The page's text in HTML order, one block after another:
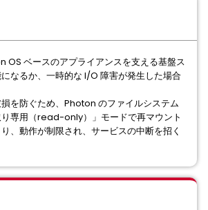
OS ベースのアプライアンスを支える基盤ス
なるか、一時的な I/O 障害が発生した場合
を防ぐため、Photon のファイルシステム
専用（read-only）」モードで再マウント
、動作が制限され、サービスの中断を招く